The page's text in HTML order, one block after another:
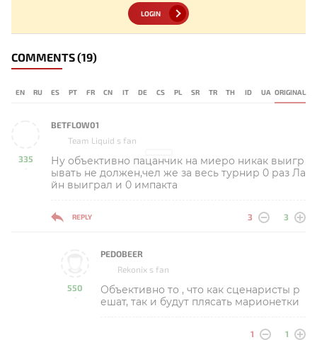
LOGIN
COMMENTS(19)
EN RU ES PT FR CN IT DE CS PL SR TR TH ID UA ORIGINAL
335
-
BETFLOW01
Team Liquid s fan
Ну объективно пацанчик на миеро никак выигр
ывать не должен,чел же за весь турнир 0 раз Ла
йн выиграл и 0 импакта
REPLY 3 3
550
-
PEDOBEER
Rekonix s fan
Объективно то , что как сценаристы р
ешат, так и будут плясать марионетки
1 1